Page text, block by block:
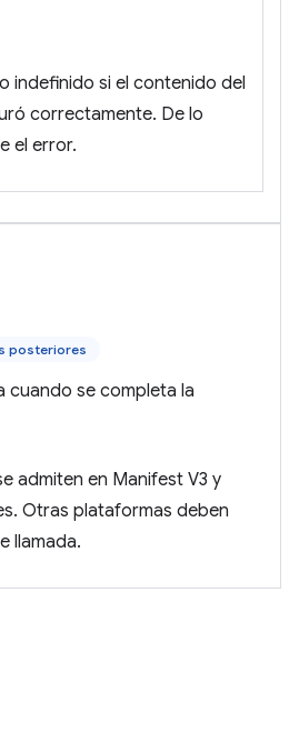
indefinido si el contenido del
correctamente. De lo
el error.
posteriores
cuando se completa la
admiten en Manifest V3 y
Otras plataformas deben
llamada.